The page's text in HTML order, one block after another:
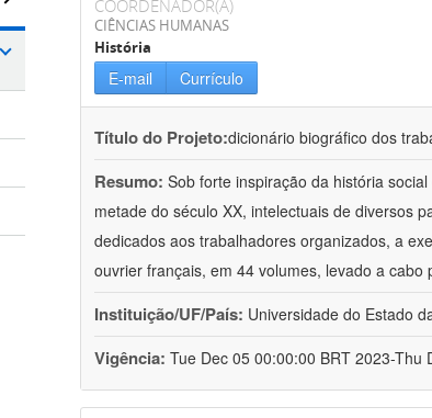
COORDENADOR(A)
CIÊNCIAS HUMANAS
História
E-mail Currículo
Título do Projeto:dicionário biográfico dos
Resumo: Sob forte inspiração da história
metade do século XX, intelectuais de diversos
dedicados aos trabalhadores organizados, a
ouvrier français, em 44 volumes, levado a
Instituição/UF/País: Universidade do Estado
Vigência: Tue Dec 05 00:00:00 BRT 2023-Thu